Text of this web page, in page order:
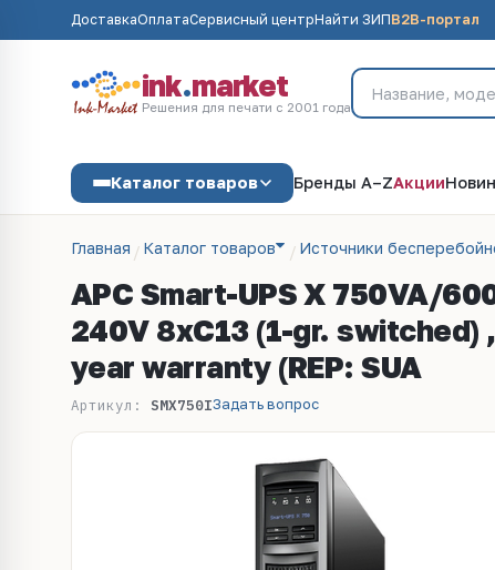
ДоставкаОплатаСервисный центрНайти ЗИПB2B-портал
ink.market
Решения для печати с 2001 года
Каталог товаров Бренды A–ZАкции
Главная Каталог товаров Источники
APC Smart-UPS X 750VA/
240V 8xC13 (1-gr. switched)
year warranty (REP: SUA
Артикул: SMX750IЗадать вопрос